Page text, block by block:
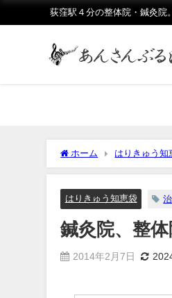
荻窪駅４分の整体院・鍼灸院
ホーム はりきゅう知
はりきゅう知恵袋
鍼灸院、整
2014年2月7日